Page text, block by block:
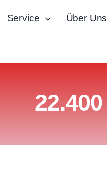
Service Über Uns
22.400